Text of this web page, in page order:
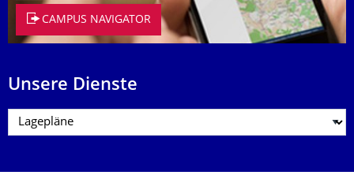
CAMPUS NAVIGATOR
Unsere Dienste